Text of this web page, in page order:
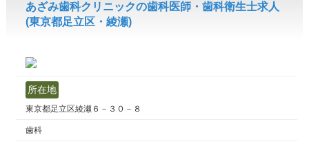
あざみ歯科クリニックの歯科医師・歯科衛生士求人
(東京都足立区・綾瀬)
所在地
東京都足立区綾瀬６－３０－８
歯科